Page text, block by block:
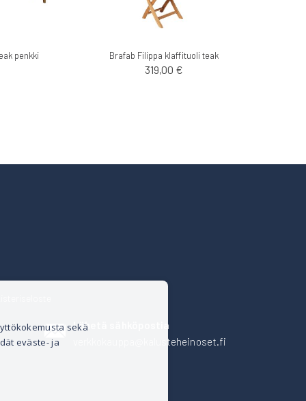
penkki Brafab Filippa klaffituoli teak
319,00 €
Lähetä sähköpostia
verkkokauppa@kalusteheinoset.fi
sekä
eväste- ja